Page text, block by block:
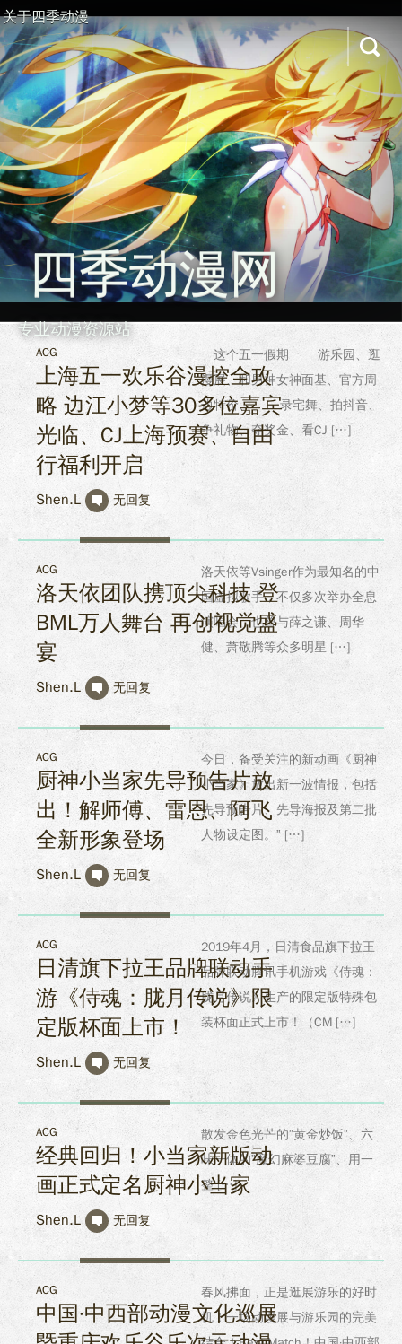
关于四季动漫
四季动漫网
专业动漫资源站
ACG
上海五一欢乐谷漫控全攻
略 边江小梦等30多位嘉宾
光临、CJ上海预赛、自由
行福利开启
Shen.L 无回复
这个五一假期 游乐园、逛
漫展、和男神女神面基、官方周
边特价、 录宅舞、拍抖音、
争礼物、夺奖金、看CJ […]
ACG
洛天依团队携顶尖科技 登
BML万人舞台 再创视觉盛
宴
Shen.L 无回复
洛天依等Vsinger作为最知名的中
国虚拟歌手，不仅多次举办全息
演唱会，也曾与薛之谦、周华
健、萧敬腾等众多明星 […]
ACG
厨神小当家先导预告片放
出！解师傅、雷恩、阿飞
全新形象登场
Shen.L 无回复
今日，备受关注的新动画《厨神
小当家》放出新一波情报，包括
先导预告片、先导海报及第二批
人物设定图。” […]
ACG
日清旗下拉王品牌联动手
游《侍魂：胧月传说》限
定版杯面上市！
Shen.L 无回复
2019年4月，日清食品旗下拉王
品牌联动腾讯手机游戏《侍魂：
胧月传说》生产的限定版特殊包
装杯面正式上市！（CM […]
ACG
经典回归！小当家新版动
画正式定名厨神小当家
Shen.L 无回复
散发金色光芒的”黄金炒饭”、六
味一体的”魔幻麻婆豆腐”、用一
整 […]
ACG
中国·中西部动漫文化巡展
春风拂面，正是逛展游乐的好时
机！一场动漫展与游乐园的完美